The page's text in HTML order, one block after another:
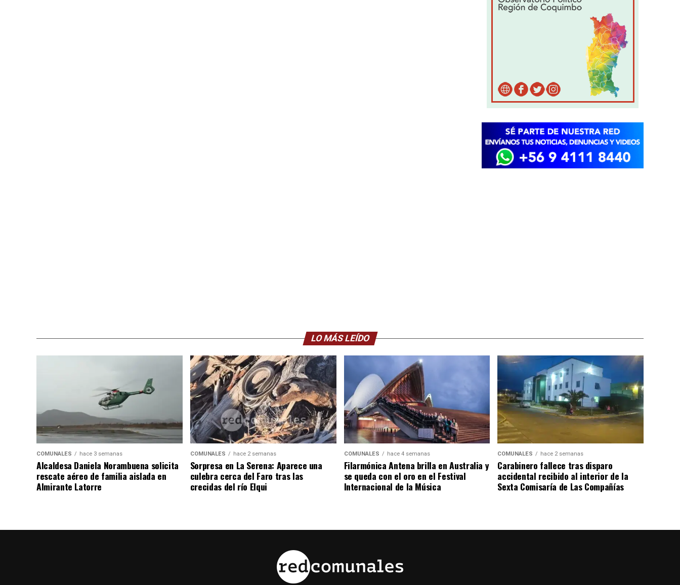
LO MÁS LEÍDO
COMUNALES hace 3 semanas
Alcaldesa Daniela Norambuena solicita
rescate aéreo de familia aislada en
Almirante Latorre
COMUNALES hace 2 semanas
Sorpresa en La Serena: Aparece una
culebra cerca del Faro tras las
crecidas del río Elqui
COMUNALES hace 4 semanas
Filarmónica Antena brilla en Australia y
se queda con el oro en el Festival
Internacional de la Música
COMUNALES hace 2 semanas
Carabinero fallece tras disparo
accidental recibido al interior de la
Sexta Comisaría de Las Compañías